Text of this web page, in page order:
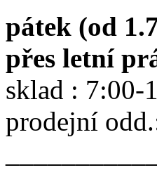
pátek (od
přes letní
sklad : 7:00-
prodejní